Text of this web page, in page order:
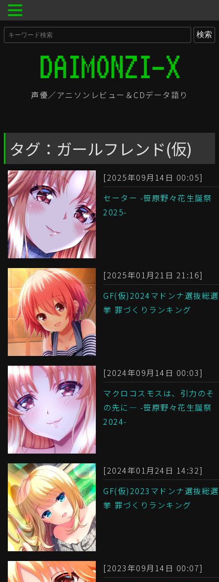
声優／アニソンレビュー＆CDデータ語り
タグ：ガールフレンド(仮)
[2025年09月14日 00:05]
セーター -笹原野々花生誕祭
2025-
[2025年01月21日 21:16]
GF(仮)2024マドンナ選抜総選
挙 罪づくりランキング
[2024年09月14日 00:03]
マクロコスモスは、引力のそ
の先に― -笹原野々花生誕祭
2024-
[2024年01月24日 14:32]
GF(仮)2023マドンナ選抜総選
挙 罪づくりランキング
[2023年09月14日 00:07]